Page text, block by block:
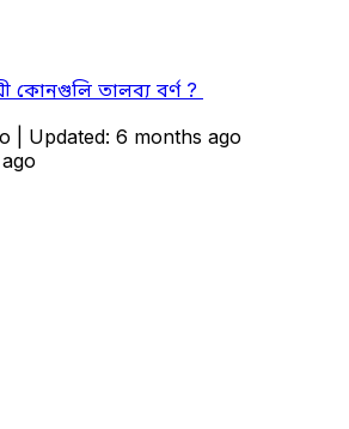
কোনগুলি তালব্য বর্ণ ?
| Updated: 6 months ago